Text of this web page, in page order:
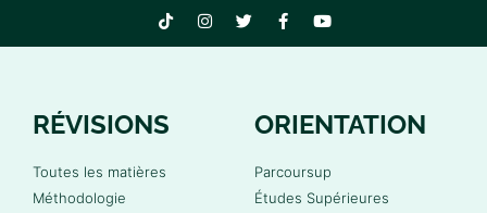
RÉVISIONS
Toutes les matières
Méthodologie
ORIENTATION
Parcoursup
Études Supérieures